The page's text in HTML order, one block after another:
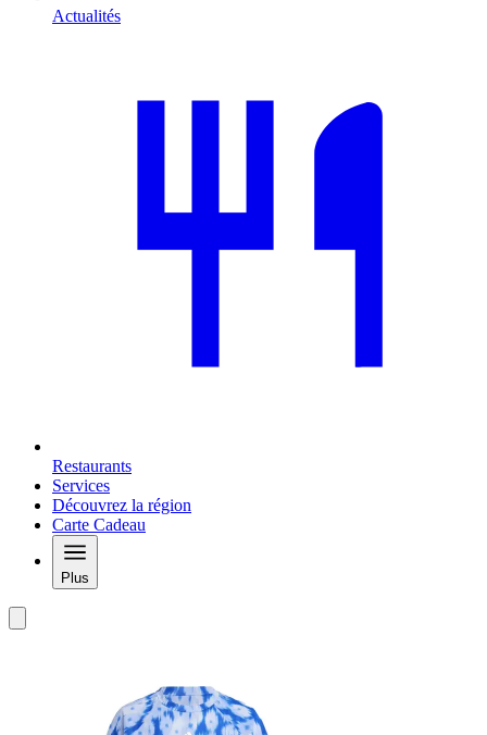
Actualités
Restaurants
Services
Découvrez la région
Carte Cadeau
Plus